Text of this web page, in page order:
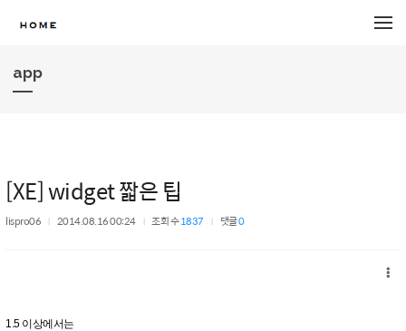
app
[XE] widget 짧은 팁
lispro06 2014.08.16 00:24 조회 수1837 댓글0
1.5 이상에서는